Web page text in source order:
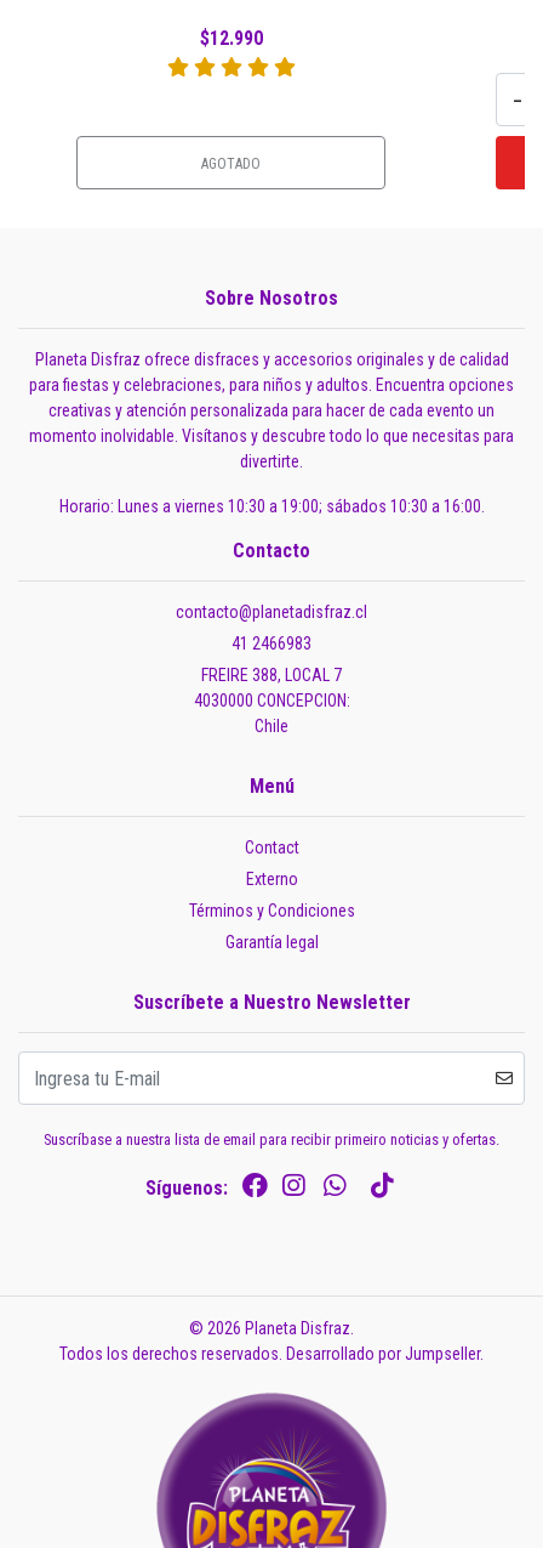
$12.990
AGOTADO
-
Sobre Nosotros
Planeta Disfraz ofrece disfraces y accesorios originales y de calidad
para fiestas y celebraciones, para niños y adultos. Encuentra opciones
creativas y atención personalizada para hacer de cada evento un
momento inolvidable. Visítanos y descubre todo lo que necesitas para
divertirte.
Horario: Lunes a viernes 10:30 a 19:00; sábados 10:30 a 16:00.
Contacto
contacto@planetadisfraz.cl
41 2466983
FREIRE 388, LOCAL 7
4030000 CONCEPCION:
Chile
Menú
Contact
Externo
Términos y Condiciones
Garantía legal
Suscríbete a Nuestro Newsletter
Suscríbase a nuestra lista de email para recibir primeiro noticias y ofertas.
Síguenos:
© 2026 Planeta Disfraz.
Todos los derechos reservados. Desarrollado por Jumpseller.